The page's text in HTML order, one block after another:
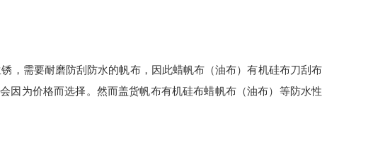
，需要耐磨防刮防水的帆布，因此蜡帆布（油布）有机硅布刀刮布
因为价格而选择。然而盖货帆布有机硅布蜡帆布（油布）等防水性